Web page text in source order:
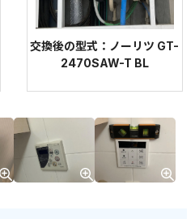
交換後の型式：ノーリツ GT-
2470SAW-T BL